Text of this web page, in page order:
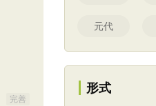
完善
元代
形式